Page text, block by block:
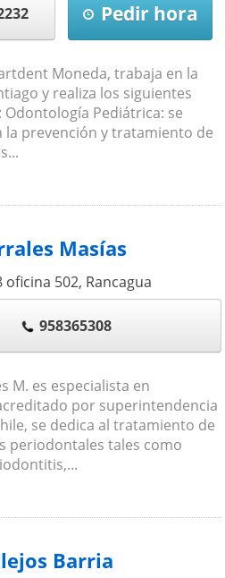
Pedir hora
Moneda, trabaja en la
y realiza los siguientes
Pediátrica: se
la prevención y tratamiento de
Masías
oficina 502, Rancagua
958365308
M. es especialista en
por superintendencia
se dedica al tratamiento de
periodontales tales como
Barria